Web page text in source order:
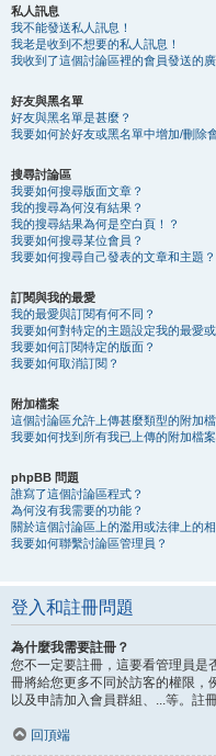
私人訊息
我不能發送私人訊息！
我老是收到不想要的私人訊息！
我收到了這個討論區裡的會員發送的
好友與黑名單
好友與黑名單是甚麼？
我要如何於好友或黑名單中增加/刪除
搜尋討論區
我要如何搜尋版面文章？
我的搜尋為何沒有結果？
我的搜尋結果為何是空白頁！？
我要如何搜尋某位會員？
我要如何搜尋自己發表的文章和主題？
訂閱與我的最愛
我的最愛與訂閱有何不同？
我要如何對特定的主題設定我的最愛或
我要如何訂閱特定的版面？
我要如何取消訂閱？
附加檔案
這個討論區允許上傳甚麼類型的附加檔
我要如何找到所有我已上傳的附加檔案
phpBB 問題
誰寫了這個討論區程式？
為何沒有我需要的功能？
關於這個討論區上的濫用或法律上的
我要如何聯繫討論區管理員？
登入和註冊問題
為什麼我需要註冊？
您不一定要註冊，這要看管理員是
冊將給您更多不同於訪客的權限，
以及申請加入會員群組、...等。註
回頂端